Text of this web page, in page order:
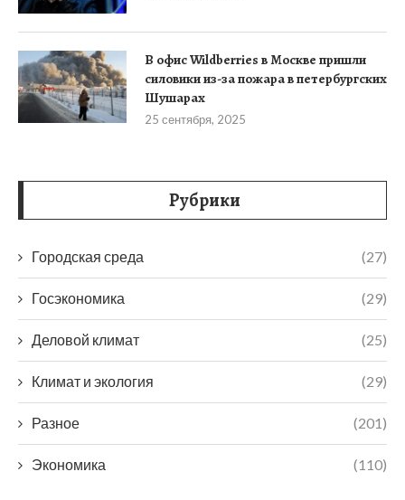
В офис Wildberries в Москве пришли
силовики из-за пожара в петербургских
Шушарах
25 сентября, 2025
Рубрики
Городская среда (27)
Госэкономика (29)
Деловой климат (25)
Климат и экология (29)
Разное (201)
Экономика (110)